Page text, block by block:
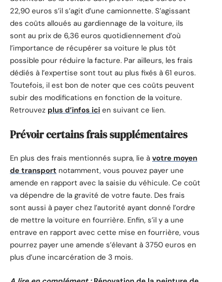
22,90 euros s’il s’agit d’une camionnette. S’agissant
des coûts alloués au gardiennage de la voiture, ils
sont au prix de 6,36 euros quotidiennement d’où
l’importance de récupérer sa voiture le plus tôt
possible pour réduire la facture. Par ailleurs, les frais
dédiés à l’expertise sont tout au plus fixés à 61 euros.
Toutefois, il est bon de noter que ces coûts peuvent
subir des modifications en fonction de la voiture.
Retrouvez plus d’infos ici en suivant ce lien.
Prévoir certains frais supplémentaires
En plus des frais mentionnés supra, lie à votre moyen
de transport notamment, vous pouvez payer une
amende en rapport avec la saisie du véhicule. Ce coût
va dépendre de la gravité de votre faute. Des frais
sont aussi à payer chez l’autorité ayant donné l’ordre
de mettre la voiture en fourrière. Enfin, s’il y a une
entrave en rapport avec cette mise en fourrière, vous
pourrez payer une amende s’élevant à 3750 euros en
plus d’une incarcération de 3 mois.